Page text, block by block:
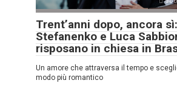
Trent’anni dopo, ancora
Stefanenko e Luca
risposano in chiesa in
Un amore che attraversa il tempo e
modo più romantico